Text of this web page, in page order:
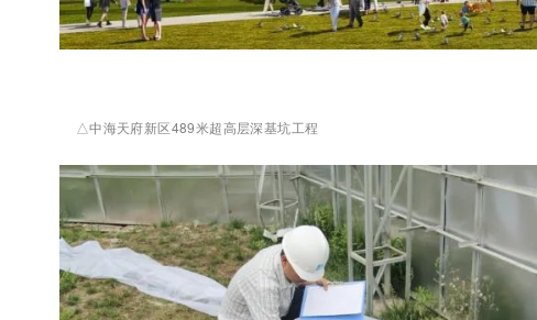
△中海天府新区489米超高层深基坑工程